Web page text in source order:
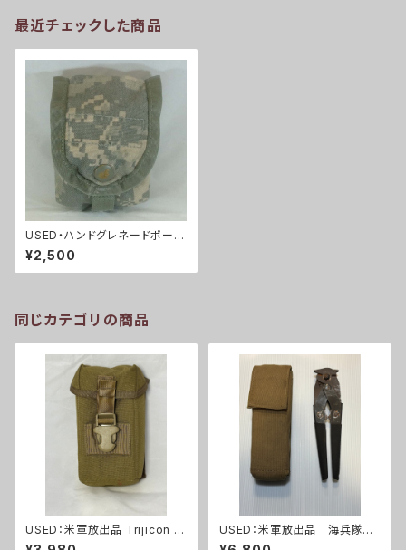
最近チェックした商品
USED・ハンドグレネードポー
チ・ACU(A0100)
¥2,500
同じカテゴリの商品
USED：米軍放出品 Trijicon A
COG RCO トリジコン アコグ
USED：米軍放出品 海兵隊
ワイヤーカッター+ポーチ(A0